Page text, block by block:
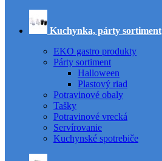
Kuchynka, párty sortiment
EKO gastro produkty
Párty sortiment
Halloween
Plastový riad
Potravinové obaly
Tašky
Potravinové vrecká
Servírovanie
Kuchynské spotrebiče